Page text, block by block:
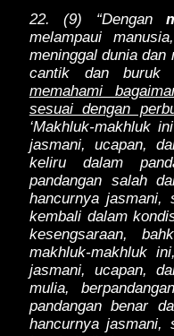
22. (9) “Dengan
melampaui
meninggal dunia dan
cantik dan
memahami
sesuai dengan
‘Makhluk-makhluk
jasmani, ucapan,
keliru dalam
pandangan salah
hancurnya jasmani,
kembali dalam
kesengsaraan,
makhluk-makhluk
jasmani, ucapan,
mulia,
pandangan benar
hancurnya jasmani,